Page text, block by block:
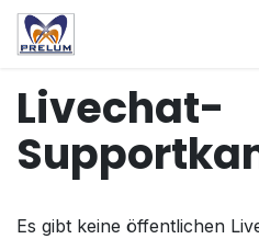
Zum Inhalt springen
Livechat-
Es gibt keine öffentlichen